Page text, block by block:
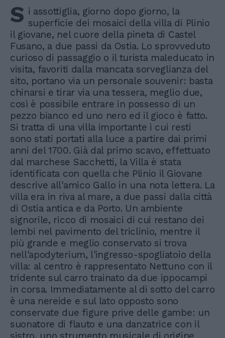
S i assottiglia, giorno dopo giorno, la
superficie dei mosaici della villa di Plinio
il giovane, nel cuore della pineta di Castel
Fusano, a due passi da Ostia. Lo sprovveduto
curioso di passaggio o il turista maleducato in
visita, favoriti dalla mancata sorveglianza del
sito, portano via un personale souvenir: basta
chinarsi e tirar via una tessera, meglio due,
così è possibile entrare in possesso di un
pezzo bianco ed uno nero ed il gioco è fatto.
Si tratta di una villa importante i cui resti
sono stati portati alla luce a partire dai primi
anni del 1700. Già dal primo scavo, effettuato
dal marchese Sacchetti, la Villa è stata
identificata con quella che Plinio il Giovane
descrive all'amico Gallo in una nota lettera. La
villa era in riva al mare, a due passi dalla città
di Ostia antica e da Porto. Un ambiente
signorile, ricco di mosaici di cui restano dei
lembi nel pavimento del triclinio, mentre il
più grande e meglio conservato si trova
nell'apodyterium, l'ingresso-spogliatoio della
villa: al centro è rappresentato Nettuno con il
tridente sul carro trainato da due ippocampi
in corsa. Immediatamente al di sotto del carro
è una nereide e sul lato opposto sono
conservate due figure prive delle gambe: un
suonatore di flauto e una danzatrice con il
sistro, uno strumento musicale di origine